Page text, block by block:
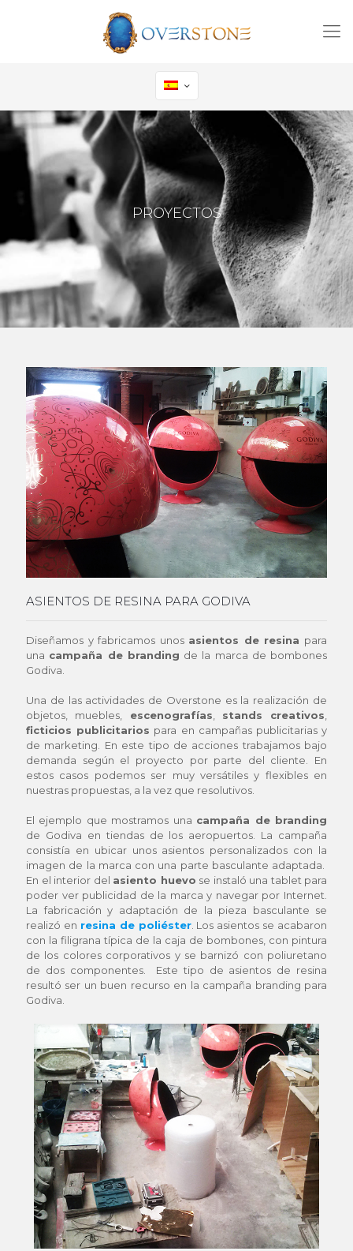
PROYECTOS
ASIENTOS DE RESINA PARA GODIVA
Diseñamos y fabricamos unos asientos de resina para
una campaña de branding de la marca de bombones
Godiva.
Una de las actividades de Overstone es la realización de
objetos, muebles, escenografías, stands creativos,
ficticios publicitarios para en campañas publicitarias y
de marketing. En este tipo de acciones trabajamos bajo
demanda según el proyecto por parte del cliente. En
estos casos podemos ser muy versátiles y flexibles en
nuestras propuestas, a la vez que resolutivos.
El ejemplo que mostramos una campaña de branding
de Godiva en tiendas de los aeropuertos. La campaña
consistía en ubicar unos asientos personalizados con la
imagen de la marca con una parte basculante adaptada.
En el interior del asiento huevo se instaló una tablet para
poder ver publicidad de la marca y navegar por Internet.
La fabricación y adaptación de la pieza basculante se
realizó en resina de poliéster. Los asientos se acabaron
con la filigrana típica de la caja de bombones, con pintura
de los colores corporativos y se barnizó con poliuretano
de dos componentes. Este tipo de asientos de resina
resultó ser un buen recurso en la campaña branding para
Godiva.